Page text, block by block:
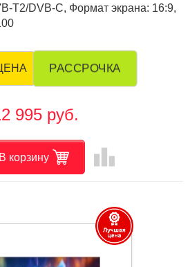
T2/DVB-C, Формат экрана: 16:9,
РАССРОЧКА
995 руб.
В корзину leaderboard